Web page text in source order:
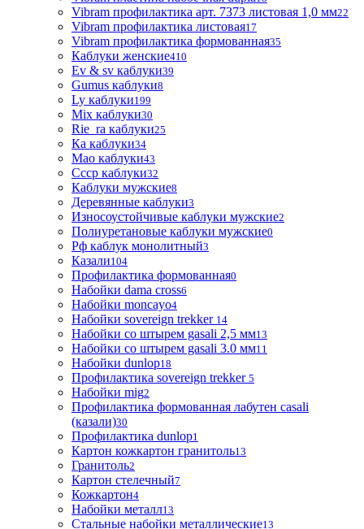
Vibram профилактика арт. 7373 листовая 1,0 мм22
Vibram профилактика листовая17
Vibram профилактика формованная35
Каблуки женские410
Ev & sv каблуки39
Gumus каблуки8
Ly каблуки199
Mix каблуки30
Rie_ra каблуки25
Ка каблуки34
Мао каблуки43
Ссср каблуки32
Каблуки мужские8
Деревянные каблуки3
Износоустойчивые каблуки мужские2
Полиуретановые каблуки мужские0
Рф каблук монолитный3
Казали104
Профилактика формованная0
Набойки dama cross6
Набойки moncayo4
Набойки sovereign trekker 14
Набойки со штырем gasali 2,5 мм13
Набойки со штырем gasali 3.0 мм11
Набойки dunlop18
Профилактика sovereign trekker 5
Набойки mig2
Профилактика формованная лабутен casali
(казали)30
Профилактика dunlop1
Картон кожкартон гранитоль13
Гранитоль2
Картон стелечный7
Кожкартон4
Набойки металл13
Стальные набойки металлические13